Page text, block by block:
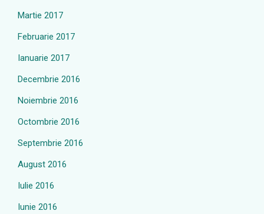
Martie 2017
Februarie 2017
Ianuarie 2017
Decembrie 2016
Noiembrie 2016
Octombrie 2016
Septembrie 2016
August 2016
Iulie 2016
Iunie 2016